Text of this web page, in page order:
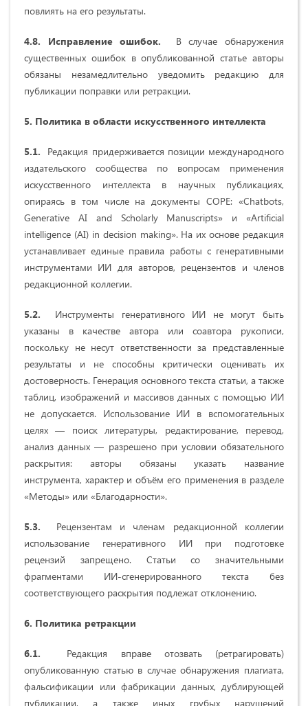
повлиять на его результаты.
4.8. Исправление ошибок. В случае обнаружения
существенных ошибок в опубликованной статье авторы
обязаны незамедлительно уведомить редакцию для
публикации поправки или ретракции.
5. Политика в области искусственного интеллекта
5.1. Редакция придерживается позиции международного
издательского сообщества по вопросам применения
искусственного интеллекта в научных публикациях,
опираясь в том числе на документы COPE: «Chatbots,
Generative AI and Scholarly Manuscripts» и «Artificial
intelligence (AI) in decision making». На их основе редакция
устанавливает единые правила работы с генеративными
инструментами ИИ для авторов, рецензентов и членов
редакционной коллегии.
5.2. Инструменты генеративного ИИ не могут быть
указаны в качестве автора или соавтора рукописи,
поскольку не несут ответственности за представленные
результаты и не способны критически оценивать их
достоверность. Генерация основного текста статьи, а также
таблиц, изображений и массивов данных с помощью ИИ
не допускается. Использование ИИ в вспомогательных
целях — поиск литературы, редактирование, перевод,
анализ данных — разрешено при условии обязательного
раскрытия: авторы обязаны указать название
инструмента, характер и объём его применения в разделе
«Методы» или «Благодарности».
5.3. Рецензентам и членам редакционной коллегии
использование генеративного ИИ при подготовке
рецензий запрещено. Статьи со значительными
фрагментами ИИ-сгенерированного текста без
соответствующего раскрытия подлежат отклонению.
6. Политика ретракции
6.1. Редакция вправе отозвать (ретрагировать)
опубликованную статью в случае обнаружения плагиата,
фальсификации или фабрикации данных, дублирующей
публикации, а также иных грубых нарушений